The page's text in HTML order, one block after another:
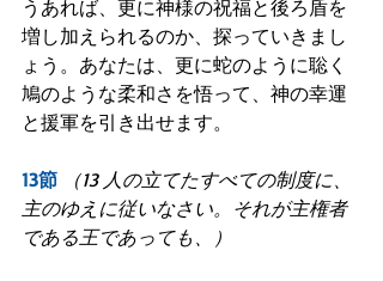
うあれば、更に神様の祝福と後ろ盾を
増し加えられるのか、探っていきまし
ょう。あなたは、更に蛇のように聡く
鳩のような柔和さを悟って、神の幸運
と援軍を引き出せます。
13節
（13 人の立てたすべての制度に、
主のゆえに従いなさい。それが主権者
である王であっても、）